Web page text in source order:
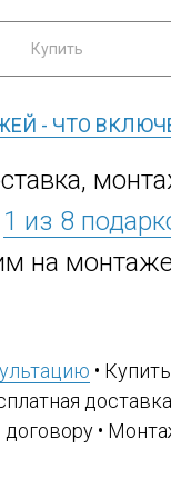
Купить
- ЧТО
1 из 8
на
•
договору •